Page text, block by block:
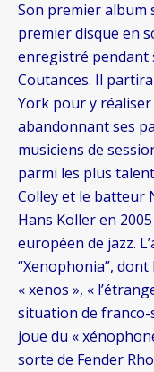
Son premier album
premier disque en
enregistré pendant
Coutances. Il
York pour y réaliser
abandonnant ses
musiciens de
parmi les plus
Colley et le batteur
Hans Koller en
européen de jazz.
“Xenophonia”,
« xenos », «
situation de franco-
joue du «
sorte de Fender